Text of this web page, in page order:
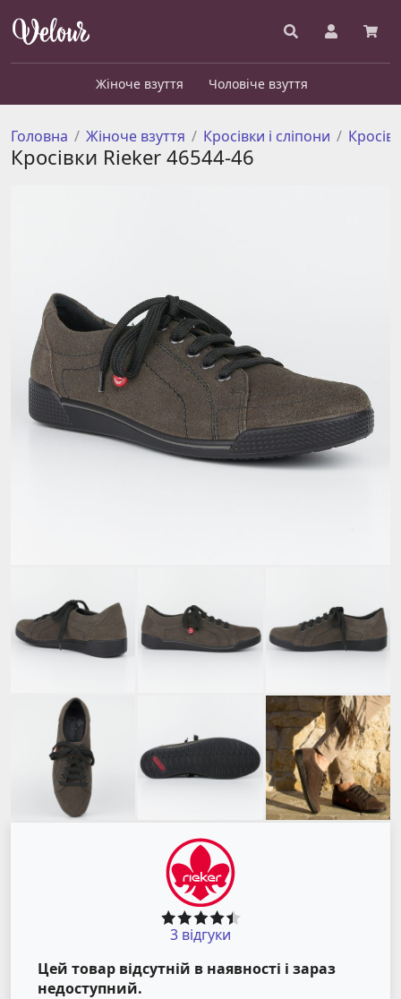
Жіноче взуття Чоловіче взуття
Головна Жіноче взуття Кросівки і сліпони
Кросівки Rieker 46544-46
3 відгуки
Цей товар відсутній в наявності і зараз
недоступний.